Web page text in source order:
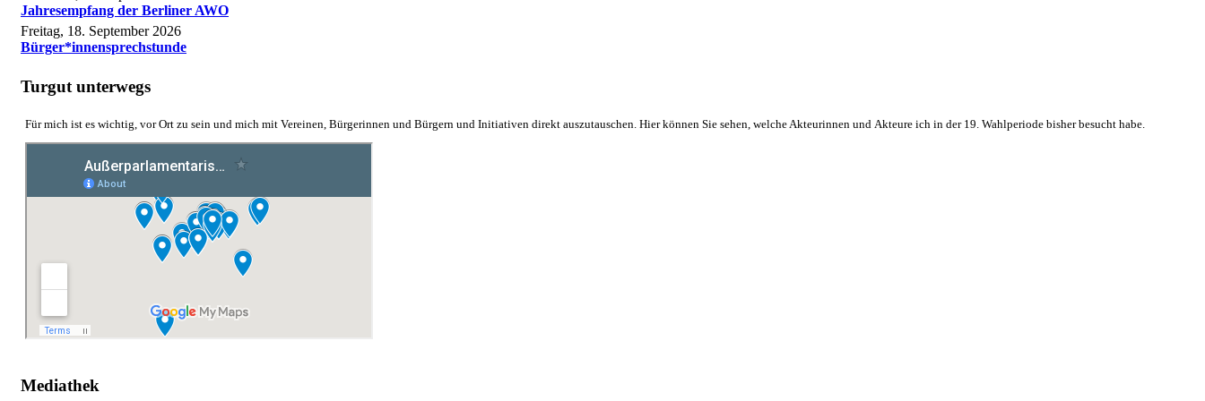
Jahresempfang der Berliner AWO
Freitag, 18. September 2026
Bürger*innensprechstunde
Turgut unterwegs
Für mich ist es wichtig, vor Ort zu sein und mich mit Vereinen, Bürgerinnen und Bürgern und Initiativen direkt auszutauschen. Hier können Sie sehen, welche Akteurinnen und Akteure ich in der 19. Wahlperiode bisher besucht habe.
Mediathek